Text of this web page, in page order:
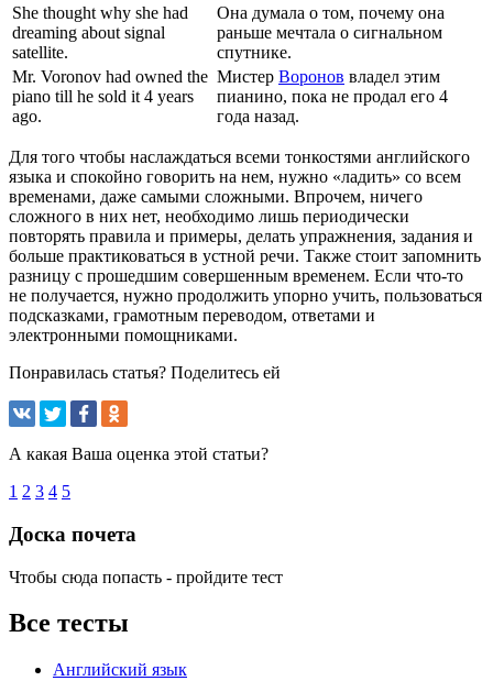
She thought why she had
dreaming about signal
satellite.
Она думала о том, почему она
раньше мечтала о сигнальном
спутнике.
Mr. Voronov had owned the
piano till he sold it 4 years
ago.
Мистер Воронов владел этим
пианино, пока не продал его 4
года назад.
Для того чтобы наслаждаться всеми тонкостями английского
языка и спокойно говорить на нем, нужно «ладить» со всем
временами, даже самыми сложными. Впрочем, ничего
сложного в них нет, необходимо лишь периодически
повторять правила и примеры, делать упражнения, задания и
больше практиковаться в устной речи. Также стоит запомнить
разницу с прошедшим совершенным временем. Если что-то
не получается, нужно продолжить упорно учить, пользоваться
подсказками, грамотным переводом, ответами и
электронными помощниками.
Понравилась статья? Поделитесь ей
А какая Ваша оценка этой статьи?
1 2 3 4 5
Доска почета
Чтобы сюда попасть - пройдите тест
Все тесты
Английский язык